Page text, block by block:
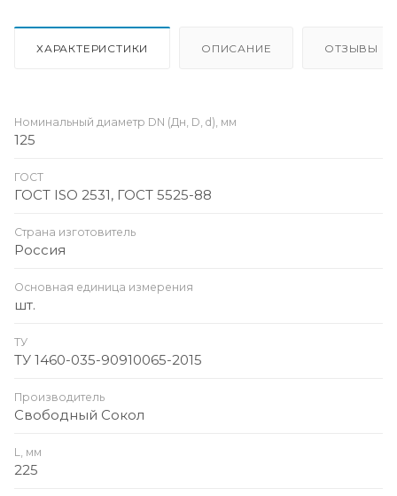
ХАРАКТЕРИСТИКИ ОПИСАНИЕ ОТЗЫВЫ
Номинальный диаметр DN (Дн, D, d), мм
125
ГОСТ
ГОСТ ISO 2531, ГОСТ 5525-88
Страна изготовитель
Россия
Основная единица измерения
шт.
ТУ
ТУ 1460-035-90910065-2015
Производитель
Свободный Сокол
L, мм
225